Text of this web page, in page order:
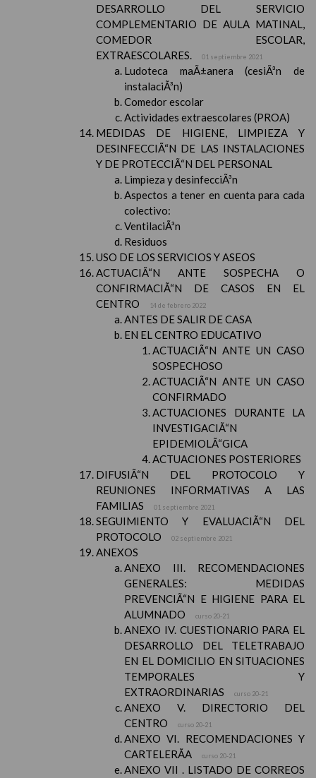
DESARROLLO DEL SERVICIO
COMPLEMENTARIO DE AULA MATINAL,
COMEDOR ESCOLAR,
EXTRAESCOLARES.
01 septiembre 2021
Ludoteca maÃ±anera (cesiÃ³n de
instalaciÃ³n)
Comedor escolar
Actividades extraescolares (PROA)
MEDIDAS DE HIGIENE, LIMPIEZA Y
DESINFECCIÃ“N DE LAS INSTALACIONES
Y DE PROTECCIÃ“N DEL PERSONAL
Limpieza y desinfecciÃ³n
Aspectos a tener en cuenta para cada
colectivo:
VentilaciÃ³n
Residuos
USO DE LOS SERVICIOS Y ASEOS
ACTUACIÃ“N ANTE SOSPECHA O
CONFIRMACIÃ“N DE CASOS EN EL
CENTRO
14 de febrero 2022
ANTES DE SALIR DE CASA
EN EL CENTRO EDUCATIVO
ACTUACIÃ“N ANTE UN CASO
SOSPECHOSO
ACTUACIÃ“N ANTE UN CASO
CONFIRMADO
ACTUACIONES DURANTE LA
INVESTIGACIÃ“N
EPIDEMIOLÃ“GICA
ACTUACIONES POSTERIORES
DIFUSIÃ“N DEL PROTOCOLO Y
REUNIONES INFORMATIVAS A LAS
FAMILIAS
01 septiembre 2021
SEGUIMIENTO Y EVALUACIÃ“N DEL
PROTOCOLO
02 septiembre 2021
ANEXOS
ANEXO III. RECOMENDACIONES
GENERALES: MEDIDAS
PREVENCIÃ“N E HIGIENE PARA EL
ALUMNADO
curso 20-21
ANEXO IV. CUESTIONARIO PARA EL
DESARROLLO DEL TELETRABAJO
EN EL DOMICILIO EN SITUACIONES
TEMPORALES Y
EXTRAORDINARIAS
curso 20-21
ANEXO V. DIRECTORIO DEL
CENTRO
curso 20-21
ANEXO VI. RECOMENDACIONES Y
CARTELERÃA
curso 20-21
ANEXO VII . LISTADO DE CORREOS